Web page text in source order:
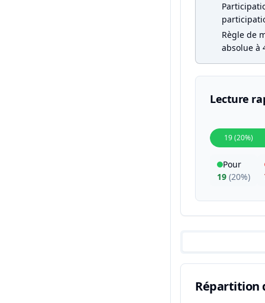
Règle de
absolue à
Lecture
19 (20%)
Pour
19 (20%)
Répartition